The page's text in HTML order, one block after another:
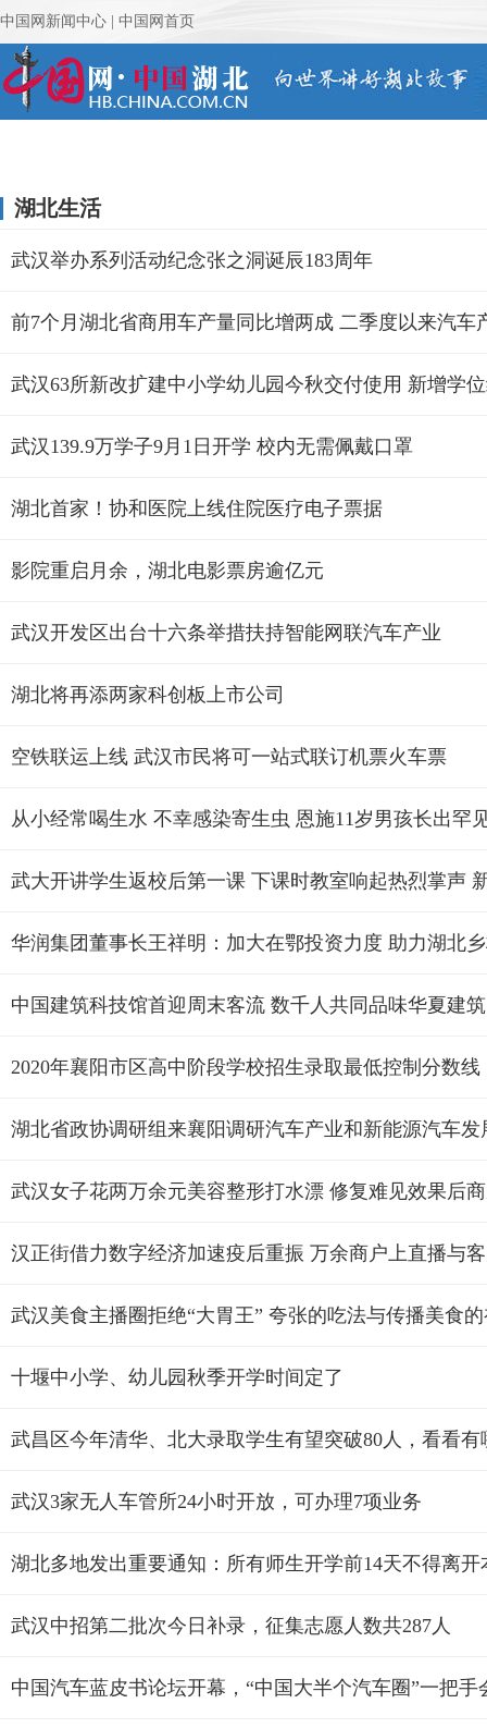
湖北生活
武汉举办系列活动纪念张之洞诞辰183周年
前7个月湖北省商用车产量同比增两成 二季度以来汽车
武汉63所新改扩建中小学幼儿园今秋交付使用 新增学
武汉139.9万学子9月1日开学 校内无需佩戴口罩
湖北首家！协和医院上线住院医疗电子票据
影院重启月余，湖北电影票房逾亿元
武汉开发区出台十六条举措扶持智能网联汽车产业
湖北将再添两家科创板上市公司
空铁联运上线 武汉市民将可一站式联订机票火车票
从小经常喝生水 不幸感染寄生虫 恩施11岁男孩长出罕
武大开讲学生返校后第一课 下课时教室响起热烈掌声
华润集团董事长王祥明：加大在鄂投资力度 助力湖北
中国建筑科技馆首迎周末客流 数千人共同品味华夏建
2020年襄阳市区高中阶段学校招生录取最低控制分数线
湖北省政协调研组来襄阳调研汽车产业和新能源汽车发
武汉女子花两万余元美容整形打水漂 修复难见效果后
汉正街借力数字经济加速疫后重振 万余商户上直播与
武汉美食主播圈拒绝“大胃王” 夸张的吃法与传播美食
十堰中小学、幼儿园秋季开学时间定了
武昌区今年清华、北大录取学生有望突破80人，看看有
武汉3家无人车管所24小时开放，可办理7项业务
湖北多地发出重要通知：所有师生开学前14天不得离开
武汉中招第二批次今日补录，征集志愿人数共287人
中国汽车蓝皮书论坛开幕，“中国大半个汽车圈”一把手